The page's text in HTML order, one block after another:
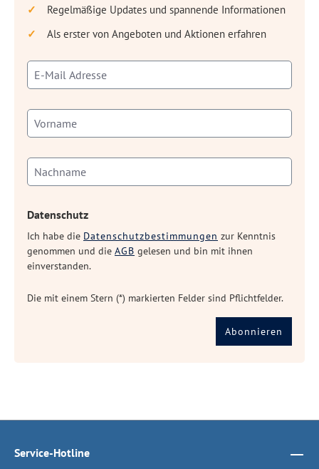
Regelmäßige Updates und spannende Informationen
Als erster von Angeboten und Aktionen erfahren
Datenschutz
Ich habe die Datenschutzbestimmungen zur Kenntnis
genommen und die AGB gelesen und bin mit ihnen
einverstanden.
Die mit einem Stern (*) markierten Felder sind Pflichtfelder.
Abonnieren
Service-Hotline